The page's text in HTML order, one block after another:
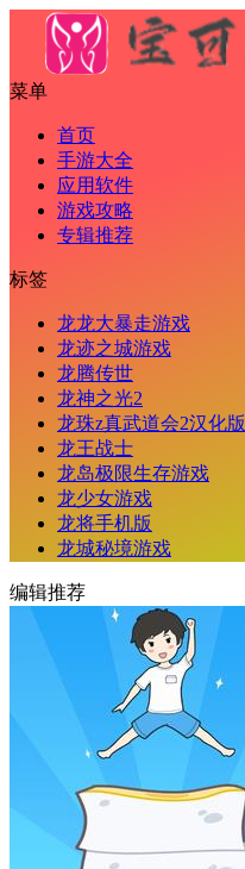
菜单
首页
手游大全
应用软件
游戏攻略
专辑推荐
标签
龙龙大暴走游戏
龙迹之城游戏
龙腾传世
龙神之光2
龙珠z真武道会2汉化版
龙王战士
龙岛极限生存游戏
龙少女游戏
龙将手机版
龙城秘境游戏
编辑推荐